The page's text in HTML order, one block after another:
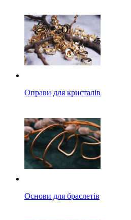
Оправи для кристалів
Основи для браслетів